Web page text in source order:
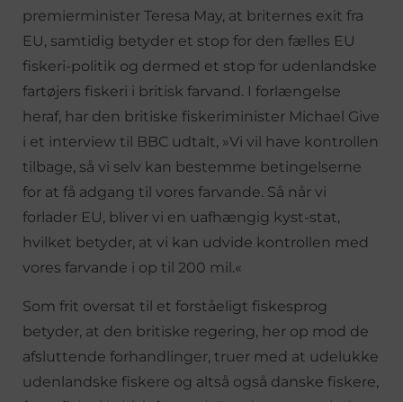
premierminister Teresa May, at briternes exit fra
EU, samtidig betyder et stop for den fælles EU
fiskeri-politik og dermed et stop for udenlandske
fartøjers fiskeri i britisk farvand. I forlængelse
heraf, har den britiske fiskeriminister Michael Give
i et interview til BBC udtalt, »Vi vil have kontrollen
tilbage, så vi selv kan bestemme betingelserne
for at få adgang til vores farvande. Så når vi
forlader EU, bliver vi en uafhængig kyst-stat,
hvilket betyder, at vi kan udvide kontrollen med
vores farvande i op til 200 mil.«
Som frit oversat til et forståeligt fiskesprog
betyder, at den britiske regering, her op mod de
afsluttende forhandlinger, truer med at udelukke
udenlandske fiskere og altså også danske fiskere,